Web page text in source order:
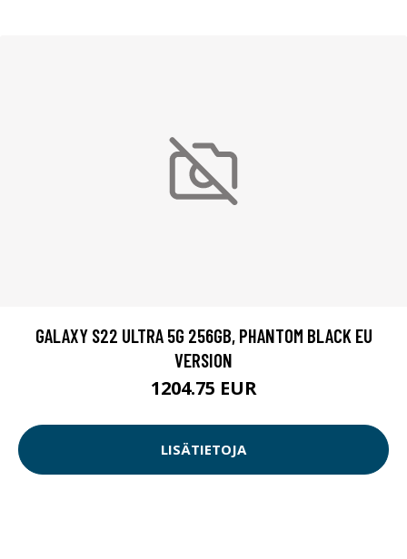
GALAXY S22 ULTRA 5G 256GB, PHANTOM BLACK EU
VERSION
1204.75 EUR
LISÄTIETOJA